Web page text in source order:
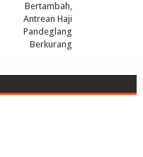
Bertambah,
Antrean Haji
Pandeglang
Berkurang